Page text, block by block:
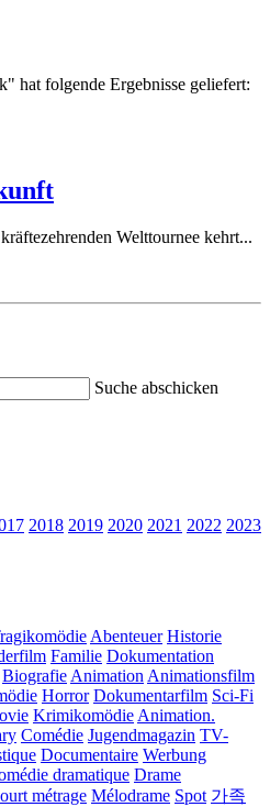
hat folgende Ergebnisse geliefert:
Welttournee kehrt...
Suche abschicken
2018 2019 2020 2021 2022 2023
Abenteuer Historie
Familie Dokumentation
BiografieAnimationAnimationsfilm
Horror Dokumentarfilm Sci-Fi
KrimikomödieAnimation.
Comédie Jugendmagazin TV-
Documentaire Werbung
dramatique Drame
métrage Mélodrame Spot 가족